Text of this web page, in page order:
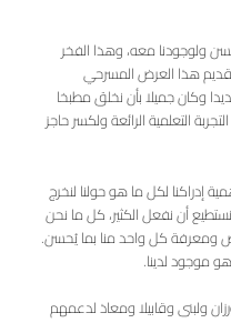
ولوجودنا معه، وهذا الفخر
هذا العرض المسرحي
وكان جميلا بأن نخلق مطبخا
التعلمية الرائعة ولكسر حاجز
إدراكنا لكل ما هو حولنا لنخرج
أن نفعل الكثير، كل ما نحن
بعض ومعرفة كل واحد منا بما يُحسن.
موجود لدينا.
ولبنى وقابيلا ومعاذ لدعمهم